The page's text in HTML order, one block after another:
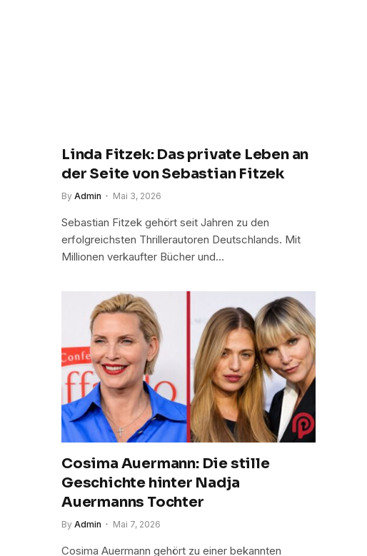
Linda Fitzek: Das private Leben an
der Seite von Sebastian Fitzek
By Admin Mai 3, 2026
Sebastian Fitzek gehört seit Jahren zu den
erfolgreichsten Thrillerautoren Deutschlands. Mit
Millionen verkaufter Bücher und…
Cosima Auermann: Die stille
Geschichte hinter Nadja
Auermanns Tochter
By Admin Mai 7, 2026
Cosima Auermann gehört zu einer bekannten